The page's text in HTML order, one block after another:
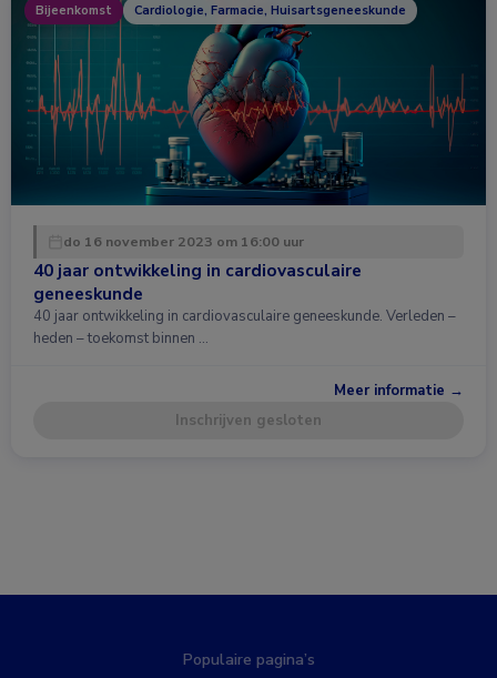
Bijeenkomst Cardiologie, Farmacie, Huisartsgeneeskunde
do 16 november 2023 om 16:00 uur
40 jaar ontwikkeling in cardiovasculaire
geneeskunde
40 jaar ontwikkeling in cardiovasculaire geneeskunde. Verleden –
heden – toekomst binnen …
Meer informatie →
Inschrijven gesloten
Populaire pagina’s